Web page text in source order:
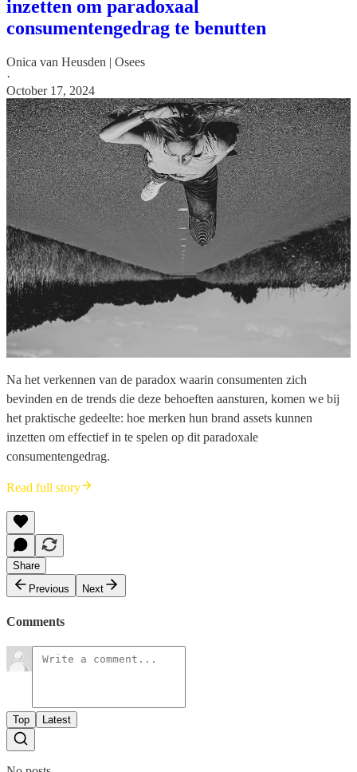
inzetten om paradoxaal
consumentengedrag te benutten
Onica van Heusden | Osees
·
October 17, 2024
Na het verkennen van de paradox waarin consumenten zich
bevinden en de trends die deze behoeften aansturen, komen we bij
het praktische gedeelte: hoe merken hun brand assets kunnen
inzetten om effectief in te spelen op dit paradoxale
consumentengedrag.
Read full story
Share
Previous
Next
Comments
Top Latest